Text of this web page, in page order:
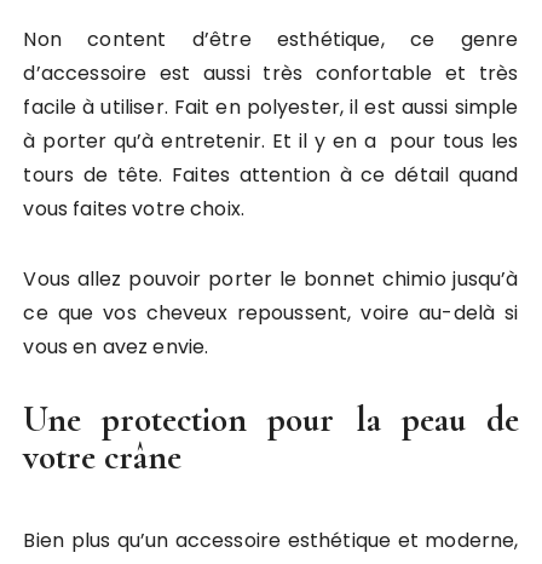
Non content d’être esthétique, ce genre
d’accessoire est aussi très confortable et très
facile à utiliser. Fait en polyester, il est aussi simple
à porter qu’à entretenir. Et il y en a pour tous les
tours de tête. Faites attention à ce détail quand
vous faites votre choix.
Vous allez pouvoir porter le bonnet chimio jusqu’à
ce que vos cheveux repoussent, voire au-delà si
vous en avez envie.
Une protection pour la peau de
votre crâne
Bien plus qu’un accessoire esthétique et moderne,